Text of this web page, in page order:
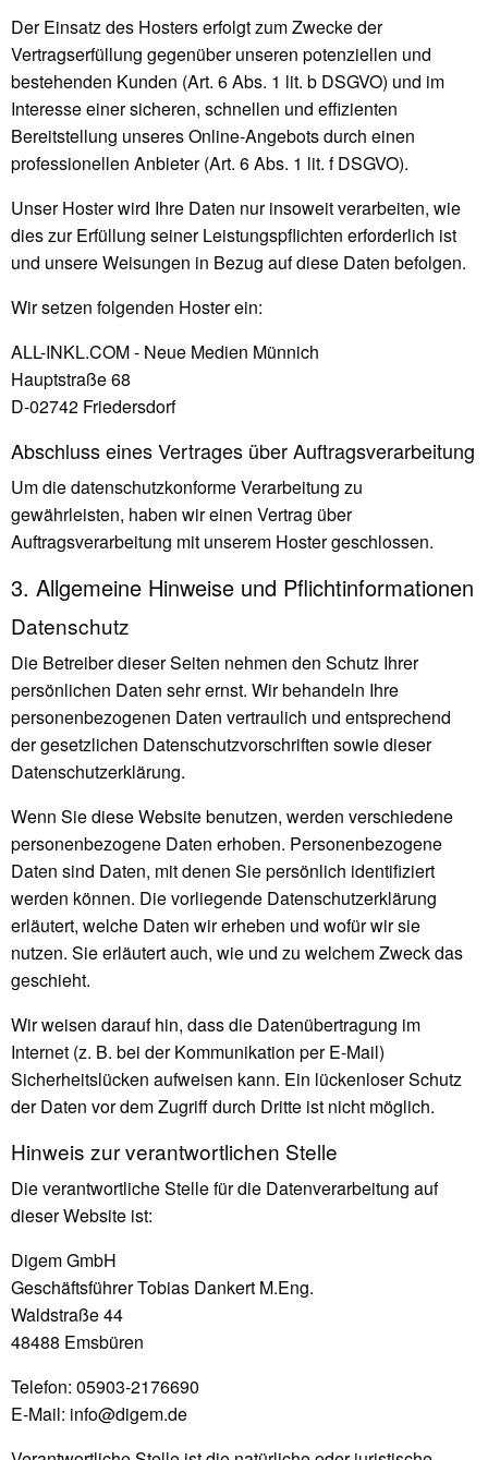
Der Einsatz des Hosters erfolgt zum Zwecke der
Vertragserfüllung gegenüber unseren potenziellen und
bestehenden Kunden (Art. 6 Abs. 1 lit. b DSGVO) und im
Interesse einer sicheren, schnellen und effizienten
Bereitstellung unseres Online-Angebots durch einen
professionellen Anbieter (Art. 6 Abs. 1 lit. f DSGVO).
Unser Hoster wird Ihre Daten nur insoweit verarbeiten, wie
dies zur Erfüllung seiner Leistungspflichten erforderlich ist
und unsere Weisungen in Bezug auf diese Daten befolgen.
Wir setzen folgenden Hoster ein:
ALL-INKL.COM - Neue Medien Münnich
Hauptstraße 68
D-02742 Friedersdorf
Abschluss eines Vertrages über Auftragsverarbeitung
Um die datenschutzkonforme Verarbeitung zu
gewährleisten, haben wir einen Vertrag über
Auftragsverarbeitung mit unserem Hoster geschlossen.
3. Allgemeine Hinweise und Pflicht­informationen
Datenschutz
Die Betreiber dieser Seiten nehmen den Schutz Ihrer
persönlichen Daten sehr ernst. Wir behandeln Ihre
personenbezogenen Daten vertraulich und entsprechend
der gesetzlichen Datenschutzvorschriften sowie dieser
Datenschutzerklärung.
Wenn Sie diese Website benutzen, werden verschiedene
personenbezogene Daten erhoben. Personenbezogene
Daten sind Daten, mit denen Sie persönlich identifiziert
werden können. Die vorliegende Datenschutzerklärung
erläutert, welche Daten wir erheben und wofür wir sie
nutzen. Sie erläutert auch, wie und zu welchem Zweck das
geschieht.
Wir weisen darauf hin, dass die Datenübertragung im
Internet (z. B. bei der Kommunikation per E-Mail)
Sicherheitslücken aufweisen kann. Ein lückenloser Schutz
der Daten vor dem Zugriff durch Dritte ist nicht möglich.
Hinweis zur verantwortlichen Stelle
Die verantwortliche Stelle für die Datenverarbeitung auf
dieser Website ist:
Digem GmbH
Geschäftsführer Tobias Dankert M.Eng.
Waldstraße 44
48488 Emsbüren
Telefon: 05903-2176690
E-Mail: info@digem.de